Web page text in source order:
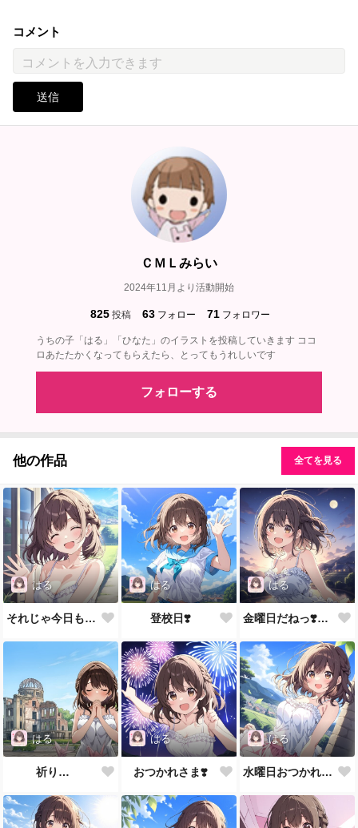
コメント
送信
ＣＭＬみらい
2024年11月より活動開始
825 投稿 63 フォロー 71 フォロワー
うちの子「はる」「ひなた」のイラストを投稿していきます ココ
ロあたたかくなってもらえたら、とってもうれしいです
フォローする
他の作品 全てを見る
はる
それじゃ今日もムリせずがんばろっ💕
はる
登校日❣️
はる
金曜日だねっ❣️おはよ💕
はる
祈り…
はる
おつかれさま❣️
はる
水曜日おつかれさまっ❣️